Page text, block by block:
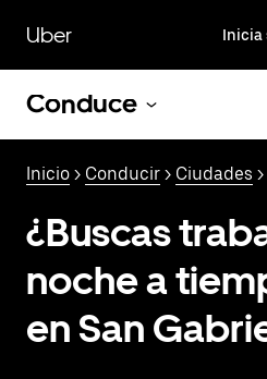
contenido
principal
Uber Inicia
Conduce
Inicio > Conducir > Ciudades
¿Buscas
noche a
en San